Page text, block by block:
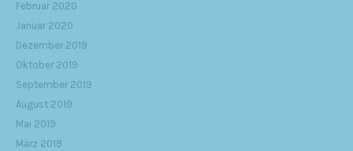
Februar 2020
Januar 2020
Dezember 2019
Oktober 2019
September 2019
August 2019
Mai 2019
März 2019